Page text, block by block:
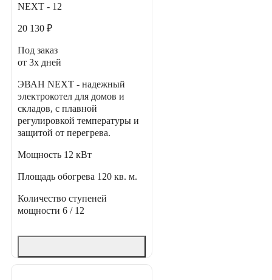
NEXT - 12
20 130 ₽
Под заказ
от 3х дней
ЭВАН NEXT - надежный
электрокотел для домов и
складов, с плавной
регулировкой температуры и
защитой от перегрева.
Мощность 12 кВт
Площадь обогрева 120 кв. м.
Количество ступеней
мощности 6 / 12